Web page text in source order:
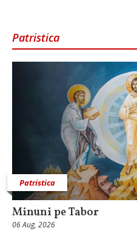
Patristica
Patristica
Minuni pe Tabor
06 Aug, 2026